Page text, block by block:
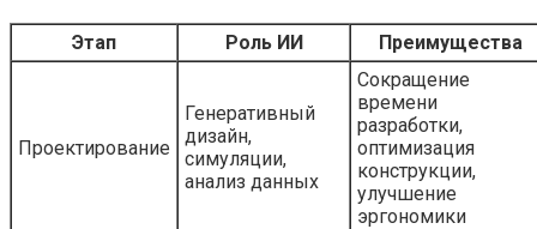
Этап Роль ИИ Преимущества
Проектирование
Генеративный
дизайн,
симуляции,
анализ данных
Сокращение
времени
разработки,
оптимизация
конструкции,
улучшение
эргономики